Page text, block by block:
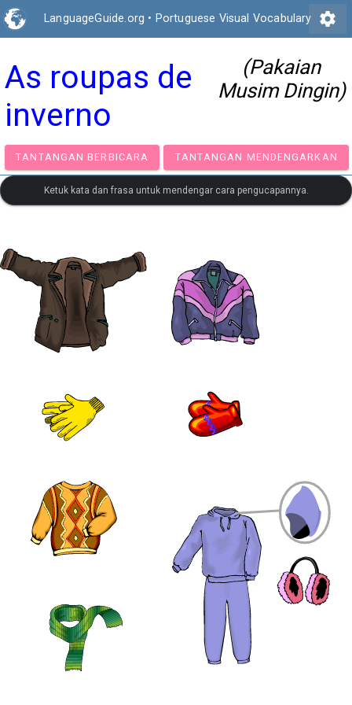
LanguageGuide.org • Portuguese Visual Vocabulary settings
As roupas de
inverno
(Pakaian
Musim Dingin)
TANTANGAN BERBICARA TANTANGAN
Ketuk kata dan frasa untuk mendengar cara pengucapannya.